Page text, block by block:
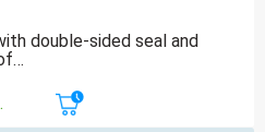
double-sided seal and